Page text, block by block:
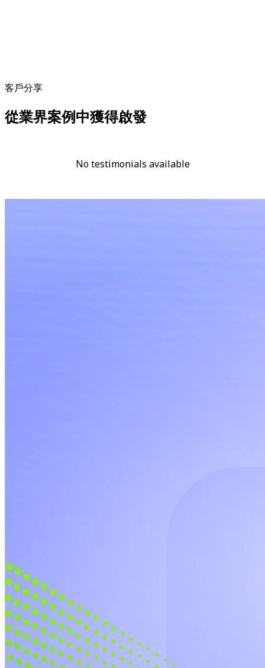
客戶分享
從業界案例中獲得啟發
No testimonials available